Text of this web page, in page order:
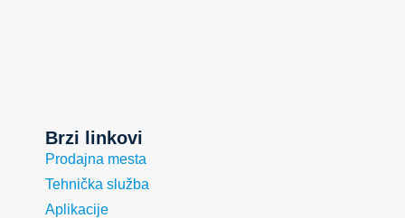
Brzi linkovi
Prodajna mesta
Tehnička služba
Aplikacije